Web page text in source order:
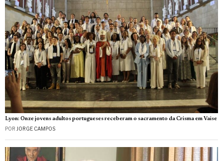
Lyon: Onze jovens adultos portugueses receberam o sacramento da Crisma em Vaise
POR JORGE CAMPOS